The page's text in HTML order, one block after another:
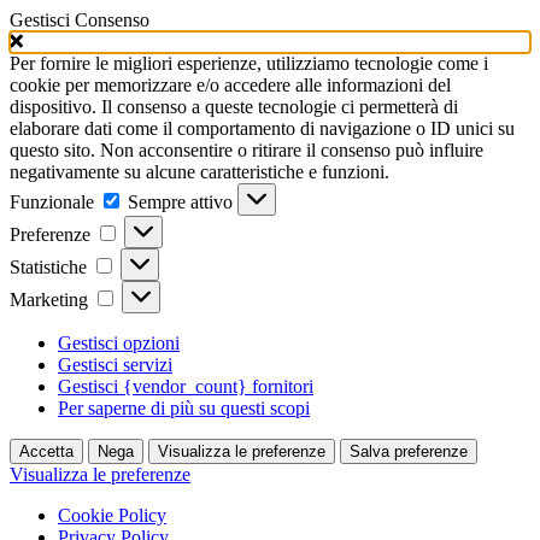
Gestisci Consenso
Per fornire le migliori esperienze, utilizziamo tecnologie come i
cookie per memorizzare e/o accedere alle informazioni del
dispositivo. Il consenso a queste tecnologie ci permetterà di
elaborare dati come il comportamento di navigazione o ID unici su
questo sito. Non acconsentire o ritirare il consenso può influire
negativamente su alcune caratteristiche e funzioni.
Funzionale
Funzionale
Sempre attivo
Preferenze
Preferenze
Statistiche Statistiche
Marketing Marketing
Gestisci opzioni
Gestisci servizi
Gestisci {vendor_count} fornitori
Per saperne di più su questi scopi
Accetta Nega Visualizza le preferenze Salva preferenze
Visualizza le preferenze
Cookie Policy